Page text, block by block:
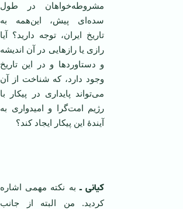
مشروطه‌خواهان در طول
سده‌ای پیش، این‌همه به
تاریخ ایران، توجه دارید؟ آیا
رازی یا رازهایی در آن اندیشه
و دستاوردها و در این تاریخ
وجود دارد، که شناخت از آن
می‌تواند پایداری در پیکار با
رژیم امت‌گرا و امیدواری به
آیندۀ این پیکار ایجاد کند؟
کیانی ـ به نکته مهمی اشاره
کردید. من البته از جانب